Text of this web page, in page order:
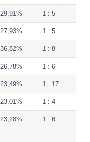
29,91% 1 : 5
27,93% 1 : 5
36,82% 1 : 8
26,78% 1 : 6
23,49% 1 : 17
23,01% 1 : 4
23,28% 1 : 6